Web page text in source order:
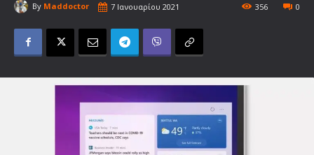
By Maddoctor 7 Ιανουαρίου 2021 0
356